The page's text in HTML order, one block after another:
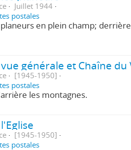
Juillet 1944
postales
en plein champ;
[1945-1950]
postales
les montagnes.
[1945-1950]
postales